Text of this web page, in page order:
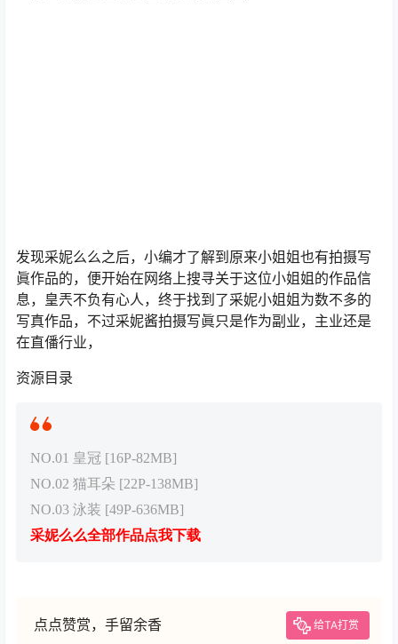
发现采妮么么之后，小编才了解到原来小姐姐也有拍摄写
眞作品的，便开始在网络上搜寻关于这位小姐姐的作品信
息，皇兲不负有心人，终于找到了采妮小姐姐为数不多的
写真作品，不过采妮酱拍摄写眞只是作为副业，主业还是
在直僠行业，
资源目录
NO.01 皇冠 [16P-82MB]
NO.02 猫耳朵 [22P-138MB]
NO.03 泳装 [49P-636MB]
采妮么么全部作品点我下载
点点赞赏，手留余香 给TA打赏